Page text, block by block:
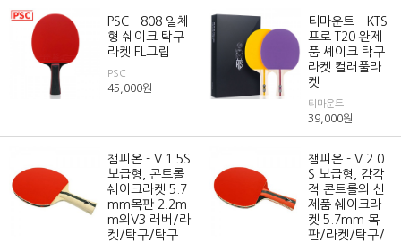
PSC - 808 일체
형 쉐이크 탁구
라켓 FL그립
PSC
45,000원
티마운트 - KTS
프로 T20 완제
품 셰이크 탁구
라켓 컬러풀라
켓
티마운트
39,000원
챔피온 - V 1.5S
보급형, 콘트롤
쉐이크라켓 5.7
mm목판 2.2m
m의V3 러버/라
켓/탁구/탁구
챔피온 - V 2.0
S 보급형, 감각
적 콘트롤의 신
제품 쉐이크라
켓 5.7mm 목
판/라켓/탁구/